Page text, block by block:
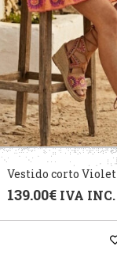
Vestido corto Violet
139.00€ IVA INC.